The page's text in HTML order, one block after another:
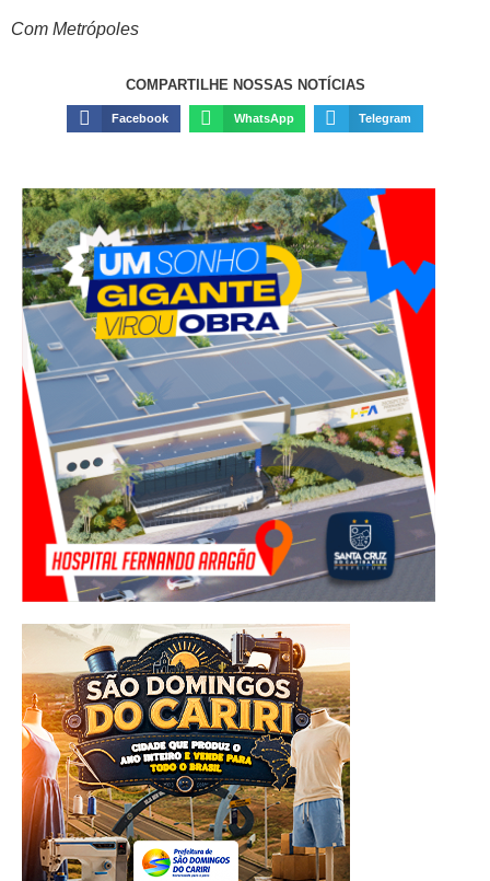
Com Metrópoles
COMPARTILHE NOSSAS NOTÍCIAS
Facebook WhatsApp Telegram